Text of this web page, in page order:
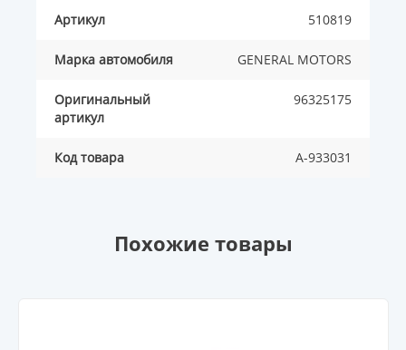
Артикул 510819
Марка автомобиля GENERAL MOTORS
Оригинальный
артикул
96325175
Код товара A-933031
Похожие товары